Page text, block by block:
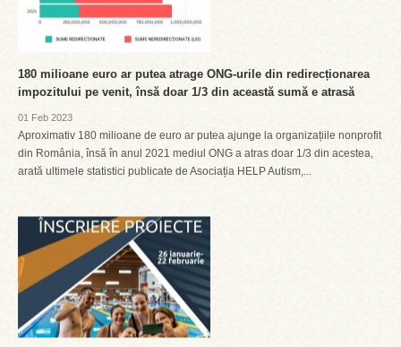
180 milioane euro ar putea atrage ONG-urile din redirecționarea
impozitului pe venit, însă doar 1/3 din această sumă e atrasă
01 Feb 2023
Aproximativ 180 milioane de euro ar putea ajunge la organizațiile nonprofit
din România, însă în anul 2021 mediul ONG a atras doar 1/3 din acestea,
arată ultimele statistici publicate de Asociația HELP Autism,...